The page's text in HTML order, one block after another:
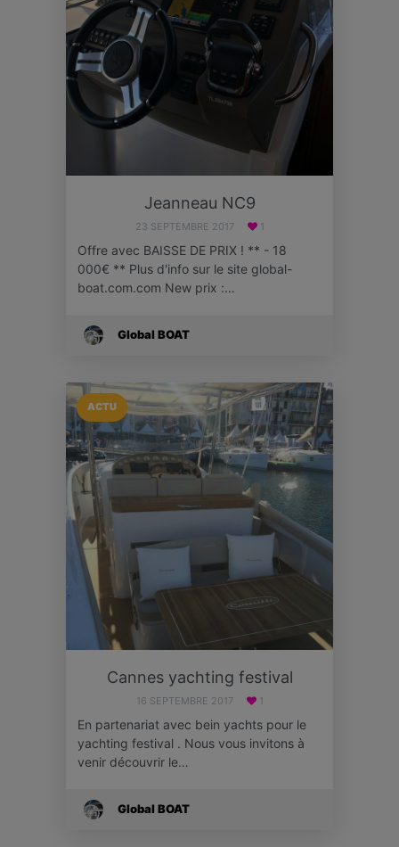
Jeanneau NC9
23 SEPTEMBRE 2017 1
Offre avec BAISSE DE PRIX ! ** - 18
000€ ** Plus d'info sur le site global-
boat.com.com New prix :…
Global BOAT
ACTU
Cannes yachting festival
16 SEPTEMBRE 2017 1
En partenariat avec bein yachts pour le
yachting festival . Nous vous invitons à
venir découvrir le…
Global BOAT